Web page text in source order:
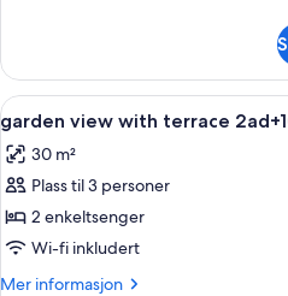
view
with
terrace
2ad.
Åpne
alle
bildene
av
garden
view
with
5
garden view with terrace
30 m²
Plass til 3 personer
2 enkeltsenger
Wi-fi inkludert
Mer informasjon
Mer